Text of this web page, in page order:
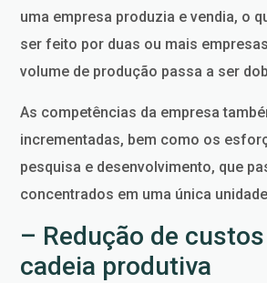
uma empresa produzia e vendia, o
ser feito por duas ou mais
volume de produção passa a ser
As competências da empresa
incrementadas, bem como os
pesquisa e desenvolvimento, que
concentrados em uma única
– Redução de
cadeia produtiva